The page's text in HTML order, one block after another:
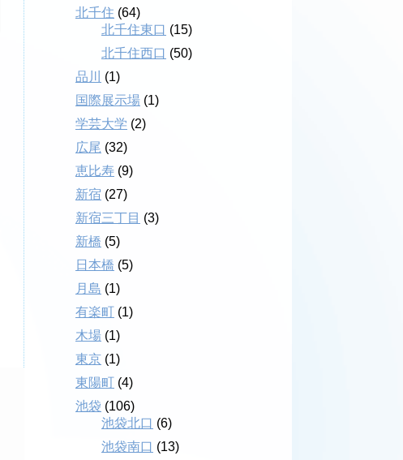
北千住 (64)
北千住東口 (15)
北千住西口 (50)
品川
(1)
国際展示場 (1)
学芸大学 (2)
広尾 (32)
恵比寿 (9)
新宿 (27)
新宿三丁目 (3)
新橋 (5)
日本橋 (5)
月島 (1)
有楽町 (1)
木場 (1)
東京 (1)
東陽町 (4)
池袋 (106)
池袋北口 (6)
池袋南口 (13)